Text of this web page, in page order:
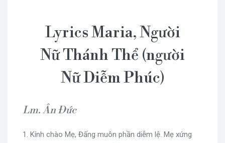
Lyrics Maria, Người
Nữ Thánh Thể (người
Nữ Diễm Phúc)
Lm. Ân Đức
1. Kính chào Mẹ, Đấng muôn phần diễm lệ. Mẹ xứng